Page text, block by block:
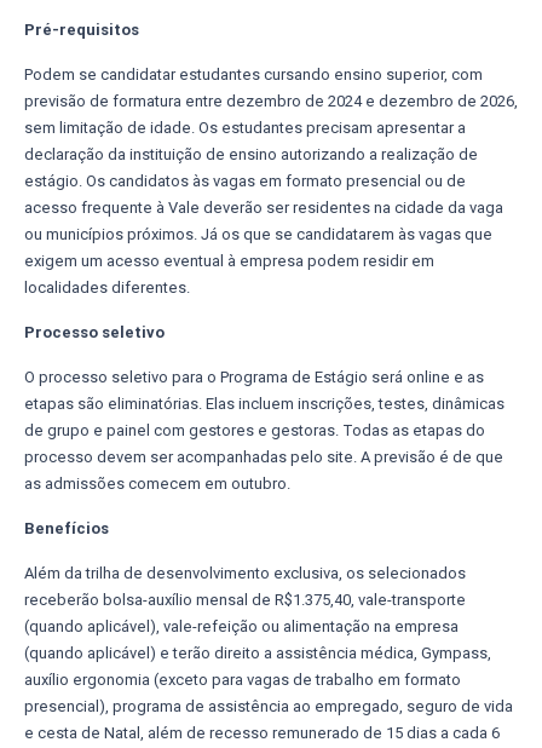
Pré-requisitos
Podem se candidatar estudantes cursando ensino superior, com
previsão de formatura entre dezembro de 2024 e dezembro de 2026,
sem limitação de idade. Os estudantes precisam apresentar a
declaração da instituição de ensino autorizando a realização de
estágio. Os candidatos às vagas em formato presencial ou de
acesso frequente à Vale deverão ser residentes na cidade da vaga
ou municípios próximos. Já os que se candidatarem às vagas que
exigem um acesso eventual à empresa podem residir em
localidades diferentes.
Processo seletivo
O processo seletivo para o Programa de Estágio será online e as
etapas são eliminatórias. Elas incluem inscrições, testes, dinâmicas
de grupo e painel com gestores e gestoras. Todas as etapas do
processo devem ser acompanhadas pelo site. A previsão é de que
as admissões comecem em outubro.
Benefícios
Além da trilha de desenvolvimento exclusiva, os selecionados
receberão bolsa-auxílio mensal de R$1.375,40, vale-transporte
(quando aplicável), vale-refeição ou alimentação na empresa
(quando aplicável) e terão direito a assistência médica, Gympass,
auxílio ergonomia (exceto para vagas de trabalho em formato
presencial), programa de assistência ao empregado, seguro de vida
e cesta de Natal, além de recesso remunerado de 15 dias a cada 6